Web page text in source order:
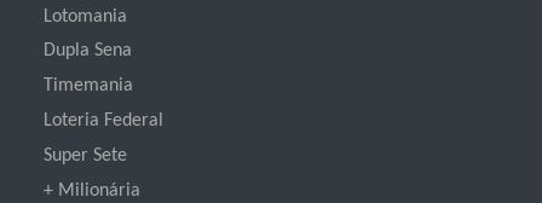
Lotomania
Dupla Sena
Timemania
Loteria Federal
Super Sete
+ Milionária